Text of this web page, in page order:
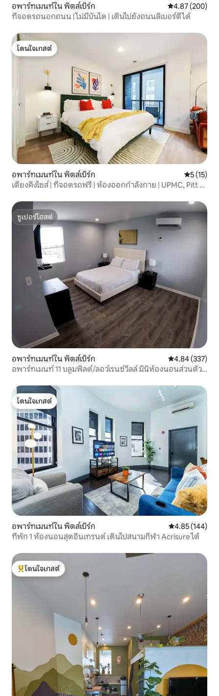
อพาร์ทเมนท์ใน พิตส์เบิร์ก คะแนนเฉลี่ย
4.87 (200)
ที่จอดรถนอกถนน | ไม่มีบันได | เดินไปยังถนนลิเบอร์ตี้ได้
โดนใจเกสต์
โดนใจเกสต์
อพาร์ทเมนท์ใน พิตส์เบิร์ก คะแนนเฉลี่
5 (15)
เตียงคิงไซส์ | ที่จอดรถฟรี | ห้องออกกำลังกาย | UPMC, Pitt &
ซูเปอร์โฮสต์
ซูเปอร์โฮสต์
อพาร์ทเมนท์ใน พิตส์เบิร์ก คะแนนเฉลี่ย
4.84 (337)
อพาร์ทเมนท์ 11 บลูมฟิลด์/ลอว์เรนซ์วิลล์ มินิห้องนอนส่วนตัว 1
โดนใจเกสต์
โดนใจเกสต์
อพาร์ทเมนท์ใน พิตส์เบิร์ก คะแนนเฉลี่ย
4.85 (144)
ที่พัก 1 ห้องนอนสุดอินเทรนด์ เดินไปสนามกีฬา Acrisure ได้
โดนใจเกสต์ที่สุด
โดนใจเกสต์